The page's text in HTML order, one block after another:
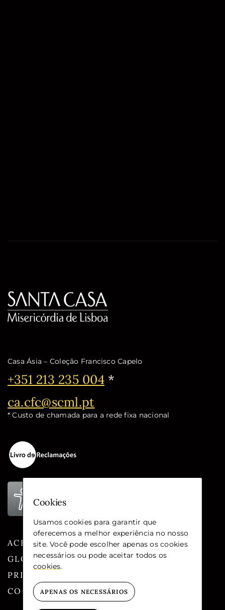
Casa Ásia – Coleção Francisco Capelo
Telefone:
+351 213 235 004*
Email:
ca.cfc@scml.pt
* Custo de chamada para a rede fixa nacional
ACESSIBILIDADE
GLOSSÁRIO
PRIVACIDADE
COOKIES
Cookies
Usamos cookies para garantir que
oferecemos a melhor experiência no nosso
site. Você pode escolher apenas os cookies
necessários ou pode aceitar todos os
cookies.
APENAS OS NECESSÁRIOS